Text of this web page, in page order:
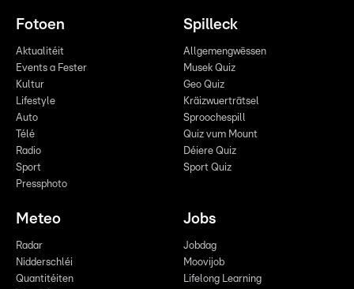
Fotoen
Aktualitéit
Events a Fester
Kultur
Lifestyle
Auto
Télé
Radio
Sport
Pressphoto
Spilleck
Allgemengwëssen
Musek Quiz
Geo Quiz
Kräizwuerträtsel
Sproochespill
Quiz vum Mount
Déiere Quiz
Sport Quiz
Meteo
Radar
Nidderschléi
Quantitéiten
Jobs
Jobdag
Moovijob
Lifelong Learning